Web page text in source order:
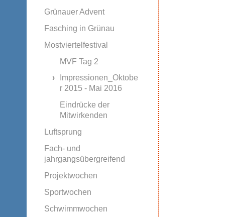
Grünauer Advent
Fasching in Grünau
Mostviertelfestival
MVF Tag 2
Impressionen_Oktobe
r 2015 - Mai 2016
Eindrücke der
Mitwirkenden
Luftsprung
Fach- und
jahrgangsübergreifend
Projektwochen
Sportwochen
Schwimmwochen